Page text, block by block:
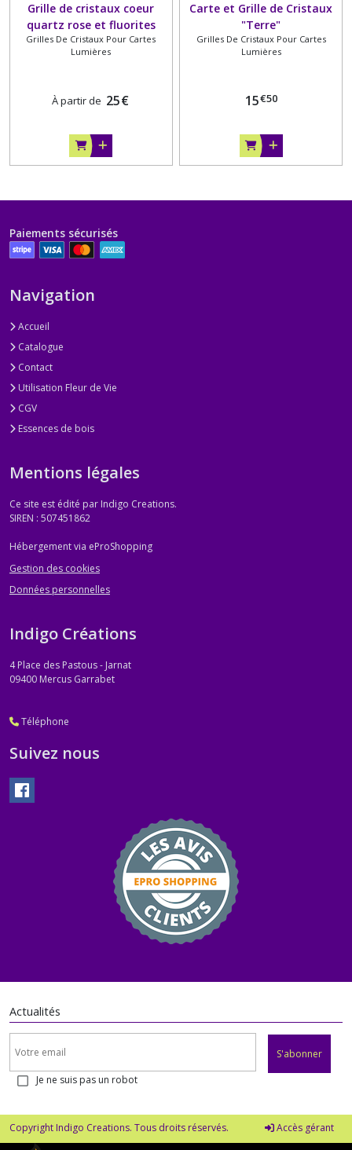
Grille de cristaux coeur
quartz rose et fluorites
"Tendresse"
Grilles De Cristaux Pour Cartes
Lumières
À partir de 25€
Carte et Grille de Cristaux
"Terre"
Grilles De Cristaux Pour Cartes
Lumières
15€50
Paiements sécurisés
Navigation
Accueil
Catalogue
Contact
Utilisation Fleur de Vie
CGV
Essences de bois
Mentions légales
Ce site est édité par Indigo Creations.
SIREN : 507451862
Hébergement via eProShopping
Gestion des cookies
Données personnelles
Indigo Créations
4 Place des Pastous - Jarnat
09400 Mercus Garrabet
Téléphone
Suivez nous
Actualités
S'abonner
Je ne suis pas un robot
Copyright Indigo Creations. Tous droits réservés. Accès gérant